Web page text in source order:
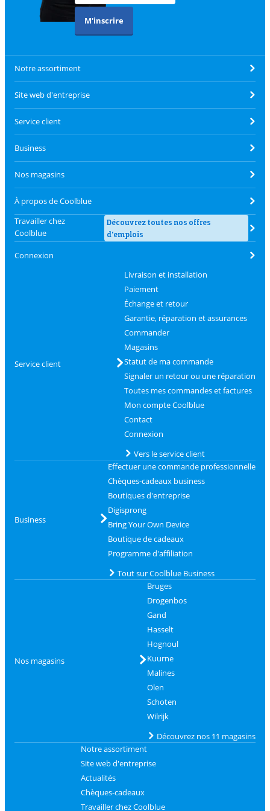
M'inscrire
Notre assortiment
Site web d'entreprise
Service client
Business
Nos magasins
À propos de Coolblue
Travailler chez
Coolblue
Découvrez toutes nos offres
d'emplois
Connexion
Service client
Livraison et installation
Paiement
Échange et retour
Garantie, réparation et assurances
Commander
Magasins
Statut de ma commande
Signaler un retour ou une réparation
Toutes mes commandes et factures
Mon compte Coolblue
Contact
Connexion
Vers le service client
Business
Effectuer une commande professionnelle
Chèques-cadeaux business
Boutiques d'entreprise
Digisprong
Bring Your Own Device
Boutique de cadeaux
Programme d'affiliation
Tout sur Coolblue Business
Nos magasins
Bruges
Drogenbos
Gand
Hasselt
Hognoul
Kuurne
Malines
Olen
Schoten
Wilrijk
Découvrez nos 11 magasins
Notre assortiment
Site web d'entreprise
Actualités
Chèques-cadeaux
Travailler chez Coolblue